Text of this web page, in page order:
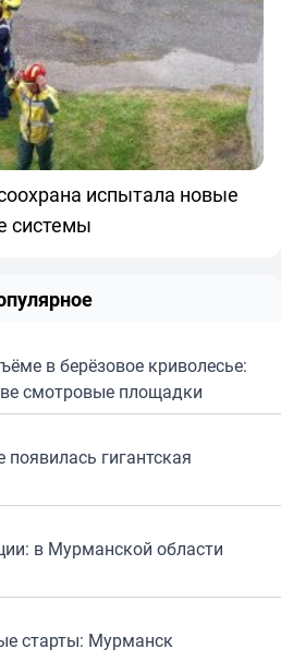
испытала новые
системы
в берёзовое криволесье:
смотровые площадки
гигантская
в Мурманской области
старты: Мурманск